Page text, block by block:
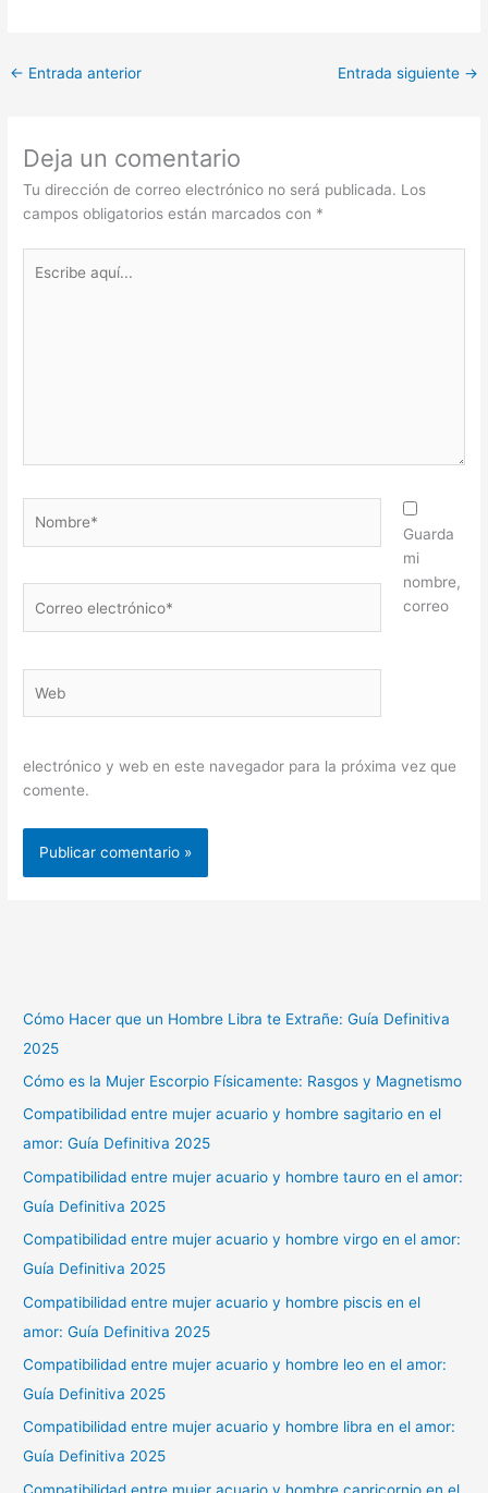
← Entrada anterior Entrada siguiente →
Deja un comentario
Tu dirección de correo electrónico no será publicada. Los
campos obligatorios están marcados con *
aquí...
electrónico*
Guarda
mi
nombre,
correo
electrónico y web en este navegador para la próxima vez que
comente.
Cómo Hacer que un Hombre Libra te Extrañe: Guía Definitiva
2025
Cómo es la Mujer Escorpio Físicamente: Rasgos y Magnetismo
Compatibilidad entre mujer acuario y hombre sagitario en el
amor: Guía Definitiva 2025
Compatibilidad entre mujer acuario y hombre tauro en el amor:
Guía Definitiva 2025
Compatibilidad entre mujer acuario y hombre virgo en el amor:
Guía Definitiva 2025
Compatibilidad entre mujer acuario y hombre piscis en el
amor: Guía Definitiva 2025
Compatibilidad entre mujer acuario y hombre leo en el amor:
Guía Definitiva 2025
Compatibilidad entre mujer acuario y hombre libra en el amor:
Guía Definitiva 2025
Compatibilidad entre mujer acuario y hombre capricornio en el